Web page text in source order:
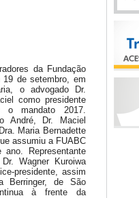
da Fundação
de setembro, em
o advogado Dr.
como presidente
o mandato 2017.
André, Dr. Maciel
Maria Bernadette
assumiu a FUABC
Representante
Wagner Kuroiwa
presidente, assim
Berringer, de São
à frente da